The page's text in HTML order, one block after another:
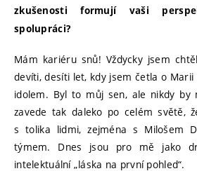
zkušenosti formují vaši
spolupráci?
Mám kariéru snů! Vždycky jsem
devíti, desíti let, kdy jsem četla o
idolem. Byl to můj sen, ale nikdy by
zavede tak daleko po celém světě,
s tolika lidmi, zejména s Milošem
týmem. Dnes jsou pro mě jako
intelektuální „láska na první pohled“.